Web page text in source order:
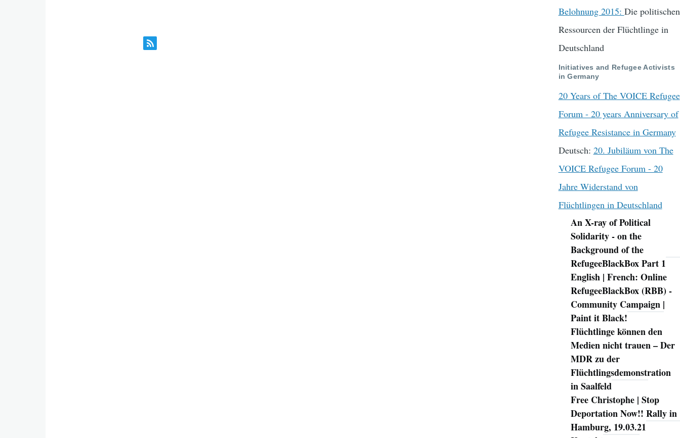
Belohnung 2015: Die politischen
Ressourcen der Flüchtlinge in
Deutschland
Initiatives and Refugee Activists
in Germany
20 Years of The VOICE Refugee
Forum - 20 years Anniversary of
Refugee Resistance in Germany
Deutsch: 20. Jubiläum von The
VOICE Refugee Forum - 20
Jahre Widerstand von
Flüchtlingen in Deutschland
Navigation
An X-ray of Political
Solidarity - on the
Background of the
RefugeeBlackBox Part 1
English | French: Online
RefugeeBlackBox (RBB) -
Community Campaign |
Paint it Black!
Flüchtlinge können den
Medien nicht trauen – Der
MDR zu der
Flüchtlingsdemonstration
in Saalfeld
Free Christophe | Stop
Deportation Now!! Rally in
Hamburg, 19.03.21